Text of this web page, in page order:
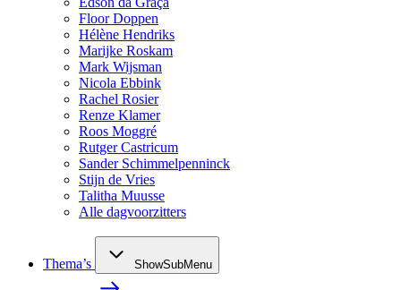
Floor Doppen
Hélène Hendriks
Marijke Roskam
Mark Wijsman
Nicola Ebbink
Rachel Rosier
Renze Klamer
Roos Moggré
Rutger Castricum
Sander Schimmelpenninck
Stijn de Vries
Talitha Muusse
Alle dagvoorzitters
Thema’s ShowSubMenu